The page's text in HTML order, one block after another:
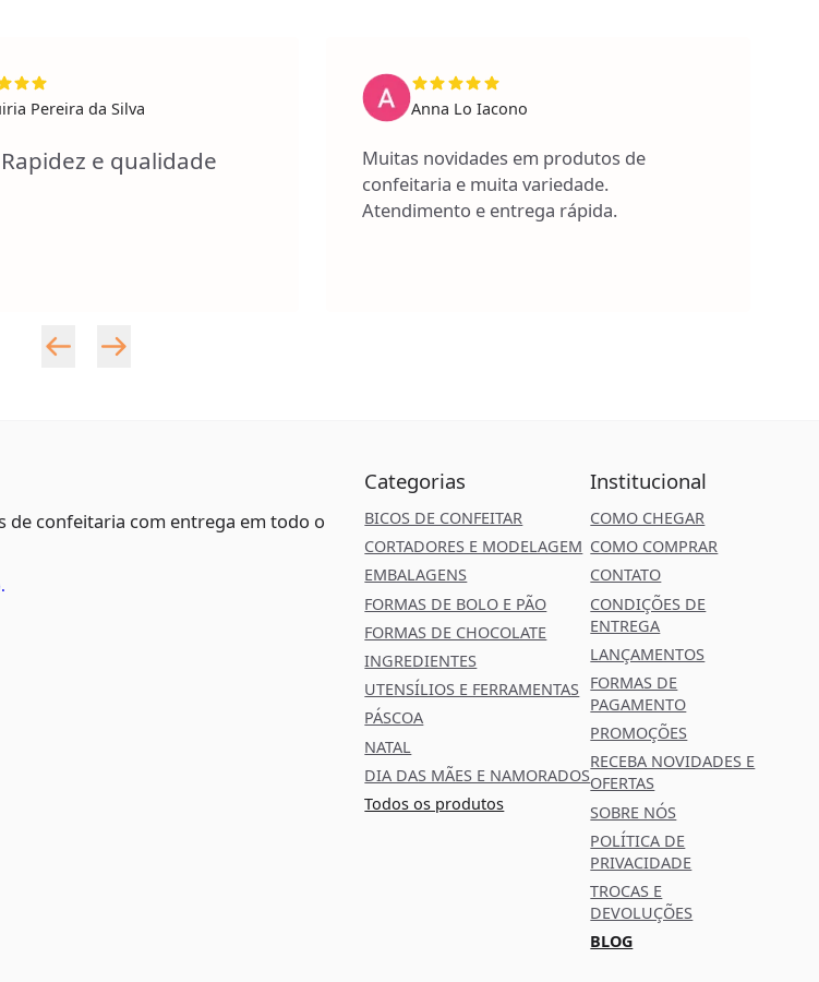
Pereira da Silva
e qualidade
Anna Lo Iacono
Muitas novidades em produtos de
confeitaria e muita variedade.
Atendimento e entrega rápida.
de confeitaria com entrega em todo o
Categorias
BICOS DE CONFEITAR
CORTADORES E MODELAGEM
EMBALAGENS
FORMAS DE BOLO E PÃO
FORMAS DE CHOCOLATE
INGREDIENTES
UTENSÍLIOS E FERRAMENTAS
PÁSCOA
NATAL
DIA DAS MÃES E NAMORADOS
Todos os produtos
Institucional
COMO CHEGAR
COMO COMPRAR
CONTATO
CONDIÇÕES DE
ENTREGA
LANÇAMENTOS
FORMAS DE
PAGAMENTO
PROMOÇÕES
RECEBA NOVIDADES E
OFERTAS
SOBRE NÓS
POLÍTICA DE
PRIVACIDADE
TROCAS E
DEVOLUÇÕES
BLOG